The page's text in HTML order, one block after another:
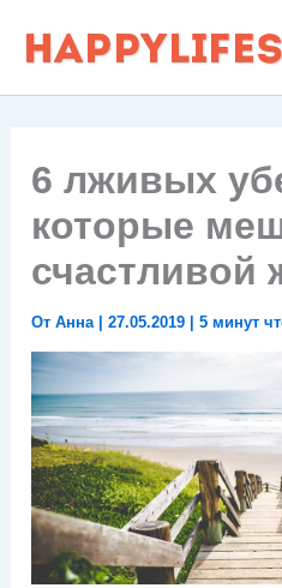
6 лживых
которые
счастливой
ОтАнна |27.05.2019 |5 минут